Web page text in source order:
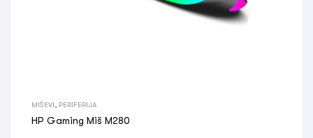
MIŠEVI PERIFERIJA
HP Gaming Miš M280